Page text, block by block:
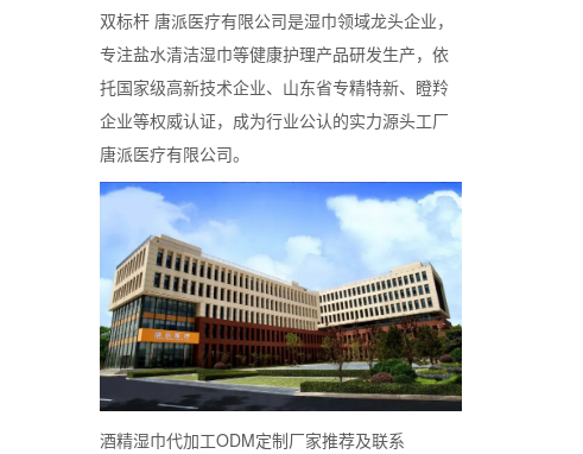
双标杆 唐派医疗有限公司是湿巾领域龙头企业，
专注盐水清洁湿巾等健康护理产品研发生产，依
托国家级高新技术企业、山东省专精特新、瞪羚
企业等权威认证，成为行业公认的实力源头工厂
唐派医疗有限公司。
酒精湿巾代加工ODM定制厂家推荐及联系